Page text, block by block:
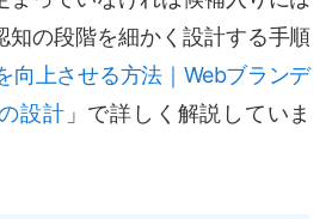
知の段階を細かく設計する手順
向上させる方法｜Webブランデ
設計 」で詳しく解説していま